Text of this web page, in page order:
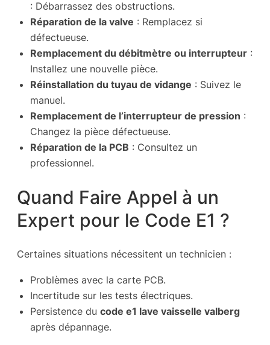
: Débarrassez des obstructions.
Réparation de la valve : Remplacez si
défectueuse.
Remplacement du débitmètre ou interrupteur :
Installez une nouvelle pièce.
Réinstallation du tuyau de vidange : Suivez le
manuel.
Remplacement de l’interrupteur de pression :
Changez la pièce défectueuse.
Réparation de la PCB : Consultez un
professionnel.
Quand Faire Appel à un
Expert pour le Code E1 ?
Certaines situations nécessitent un technicien :
Problèmes avec la carte PCB.
Incertitude sur les tests électriques.
Persistence du code e1 lave vaisselle valberg
après dépannage.